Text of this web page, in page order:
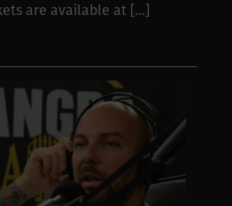
are available at […]